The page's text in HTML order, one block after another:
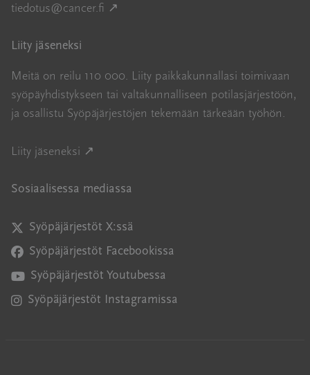
tiedotus@cancer.fi ↗
Liity jäseneksi
Meitä on reilu 110 000. Liity paikkakunnallasi toimivaan
syöpäyhdistykseen tai valtakunnalliseen potilasjärjestöön,
ja osallistu Syöpäjärjestöjen tekemään tärkeään työhön.
Liity jäseneksi ↗
Sosiaalisessa mediassa
Syöpäjärjestöt X:ssä
Avautuu uuteen ikkunaan
Syöpäjärjestöt Facebookissa
Avautuu uuteen ikkunaan
Syöpäjärjestöt Youtubessa
Avautuu uuteen ikkunaan
Syöpäjärjestöt Instagramissa
Avautuu uuteen ikkunaan